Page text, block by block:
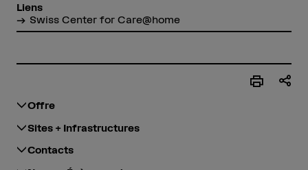
Liens
Swiss Center for Care@home
Offre
Sites + Infrastructures
Contacts